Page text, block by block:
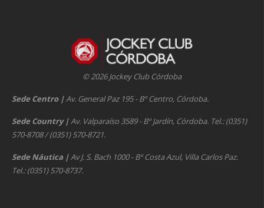
© 2026 Jockey Club Córdoba
Sede Centro |Av. General Paz 195 - Bº Centro, Córdoba.
Sede Country |Av. Valparaíso 3589 - Bº Jardín, Córdoba. Tel.: (0351)
570-8708 / (0351) 570-8721.
Sede Náutica |Av J. S. Bach 1000 - Bº Costa Azul, Villa Carlos Paz.
Tel.: (0351) 570-8737.